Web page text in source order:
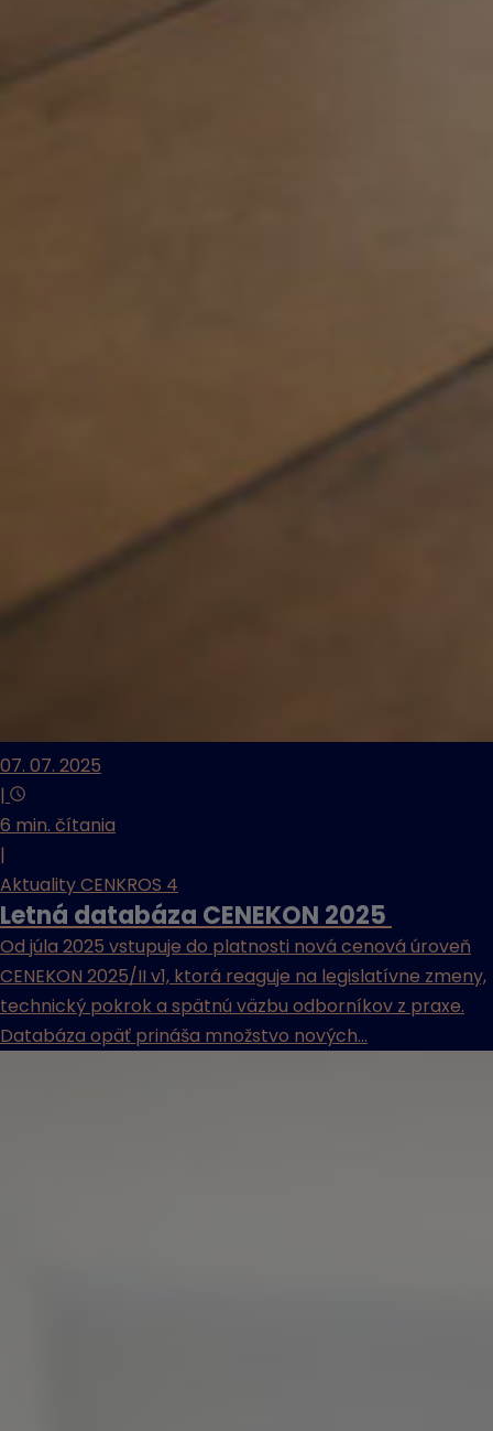
07. 07. 2025
|
6 min. čítania
|
Aktuality CENKROS 4
Letná databáza CENEKON 2025
Od júla 2025 vstupuje do platnosti nová cenová úroveň
CENEKON 2025/II v1, ktorá reaguje na legislatívne zmeny,
technický pokrok a spätnú väzbu odborníkov z praxe.
Databáza opäť prináša množstvo nových...